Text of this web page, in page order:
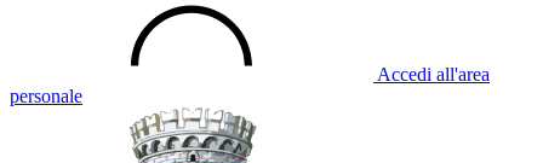
Accedi all'area
personale